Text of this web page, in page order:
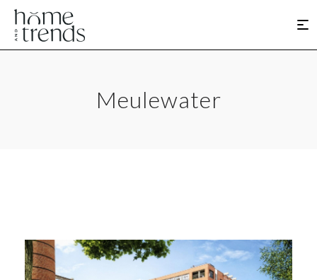
Meulewater